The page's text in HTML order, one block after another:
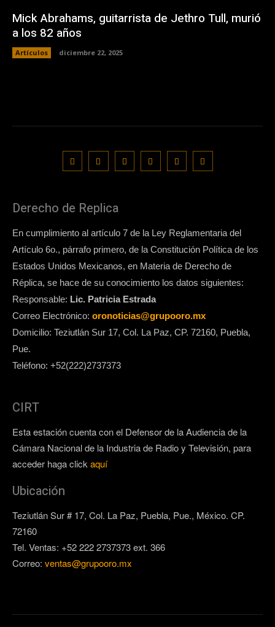
Mick Abrahams, guitarrista de Jethro Tull, murió
a los 82 años
Artículos diciembre 22, 2025
Derecho de Replica
En cumplimiento al artículo 7 de la Ley Reglamentaria del
Artículo 6o., párrafo primero, de la Constitución Política de los
Estados Unidos Mexicanos, en Materia de Derecho de
Réplica, se hace de su conocimiento los datos siguientes:
Responsable: Lic. Patricia Estrada
Correo Electrónico: oronoticias@grupooro.mx
Domicilio: Teziutlán Sur 17, Col. La Paz, CP. 72160, Puebla,
Pue.
Teléfono: +52(222)2737373
CIRT
Esta estación cuenta con el Defensor de la Audiencia de la
Cámara Nacional de la Industria de Radio y Televisión, para
acceder haga click aquí
Ubicación
Teziutlán Sur # 17, Col. La Paz, Puebla, Pue., México. CP.
72160
Tel. Ventas: +52 222 2737373 ext. 366
Correo: ventas@grupooro.mx